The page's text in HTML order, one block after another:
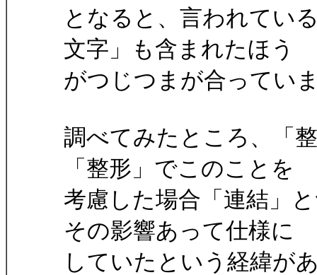
となると、言われてい
文字」も含まれたほう
がつじつまが合ってい
調べてみたところ、「
「整形」でこのことを
考慮した場合「連結」
その影響あって仕様に
していたという経緯が